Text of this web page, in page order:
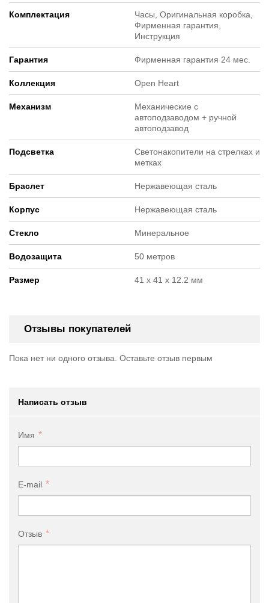
Комплектация
Часы, Оригинальная коробка,
Фирменная гарантия,
Инструкция
Гарантия Фирменная гарантия 24 мес.
Коллекция Open Heart
Механизм
Механические с
автоподзаводом + ручной
автоподзавод
Подсветка
Светонакопители на стрелках и
метках
Браслет Нержавеющая сталь
Корпус Нержавеющая сталь
Стекло Минеральное
Водозащита 50 метров
Размер 41 х 41 х 12.2 мм
Отзывы покупателей
Пока нет ни одного отзыва. Оставьте отзыв первым
Написать отзыв
Имя
E-mail
Отзыв